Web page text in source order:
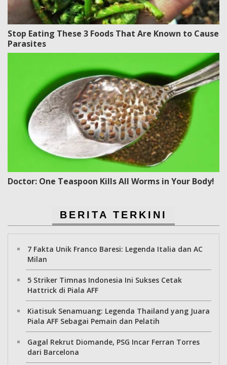
Stop Eating These 3 Foods That Are Known to Cause
Parasites
Doctor: One Teaspoon Kills All Worms in Your Body!
BERITA TERKINI
7 Fakta Unik Franco Baresi: Legenda Italia dan AC
Milan
5 Striker Timnas Indonesia Ini Sukses Cetak
Hattrick di Piala AFF
Kiatisuk Senamuang: Legenda Thailand yang Juara
Piala AFF Sebagai Pemain dan Pelatih
Gagal Rekrut Diomande, PSG Incar Ferran Torres
dari Barcelona